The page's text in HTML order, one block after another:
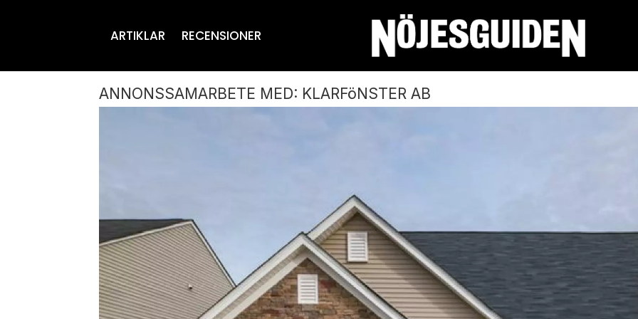
ARTIKLAR RECENSIONER
ANNONSSAMARBETE MED: KLARFöNSTER AB